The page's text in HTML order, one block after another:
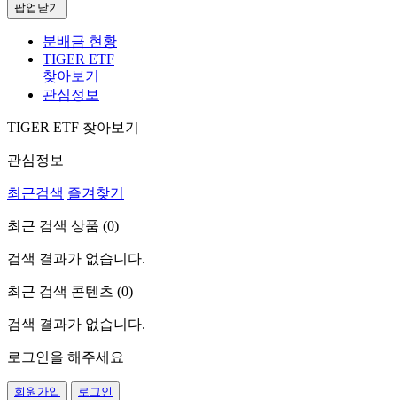
팝업닫기
분배금 현황
TIGER ETF
찾아보기
관심정보
TIGER ETF 찾아보기
관심정보
최근검색 즐겨찾기
최근 검색 상품 (0)
검색 결과가 없습니다.
최근 검색 콘텐츠 (0)
검색 결과가 없습니다.
로그인을 해주세요
회원가입 로그인